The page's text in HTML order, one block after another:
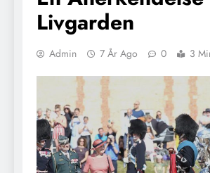
Livgarden
Admin 7 År Ago 0 3